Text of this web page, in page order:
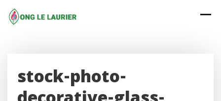
content
stock-photo-